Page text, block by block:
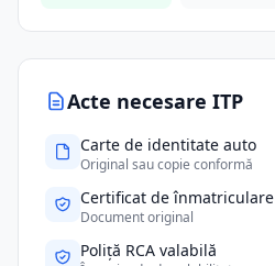
Acte necesare ITP
Carte de identitate auto
Original sau copie conformă
Certificat de înmatriculare
Document original
Poliță RCA valabilă